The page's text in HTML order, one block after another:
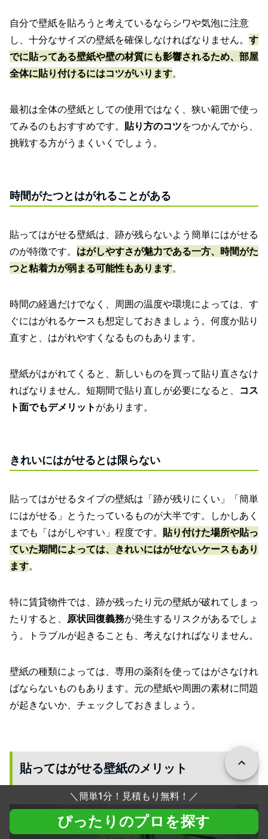
自分で壁紙を貼ろうと考えているならシワや気泡に注意
し、十分なサイズの壁紙を確保しなければなりません。 す
でに貼ってある壁紙や壁の材質にも影響されるため、部屋
全体に貼り付けるにはコツがいります。
最初は全体の壁紙としての使用ではなく、狭い範囲で使っ
てみるのもおすすめです。 貼り方のコツをつかんでから、
挑戦する方がうまくいくでしょう。
時間がたつとはがれることがある
貼ってはがせる壁紙は、跡が残らないよう簡単にはがせる
のが特徴です。 はがしやすさが魅力である一方、時間がた
つと粘着力が弱まる可能性もあります。
時間の経過だけでなく、周囲の温度や環境によっては、す
ぐにはがれるケースも想定しておきましょう。何度か貼り
直すと、はがれやすくなるものもあります。
壁紙がはがれてくると、新しいものを買って貼り直さなけ
ればなりません。短期間で貼り直しが必要になると、 コス
ト面でもデメリット があります。
きれいにはがせるとは限らない
貼ってはがせるタイプの壁紙は「跡が残りにくい」「簡単
にはがせる」とうたっているものが大半です。しかしあく
までも「はがしやすい」程度です。 貼り付けた場所や貼っ
ていた期間によっては、きれいにはがせないケースもあり
ます。
特に賃貸物件では、跡が残ったり元の壁紙が破れてしまっ
たりすると、 原状回復義務が発生するリスクがあるでしょ
う。トラブルが起きることも、考えなければなりません。
壁紙の種類によっては、専用の薬剤を使ってはがさなけれ
ばならないものもあります。元の壁紙や周囲の素材に問題
が起きないか、チェックしておきましょう。
貼ってはがせる壁紙のメリット
＼ 簡単1分！見積もり無料！ ／
ぴったりのプロを探す